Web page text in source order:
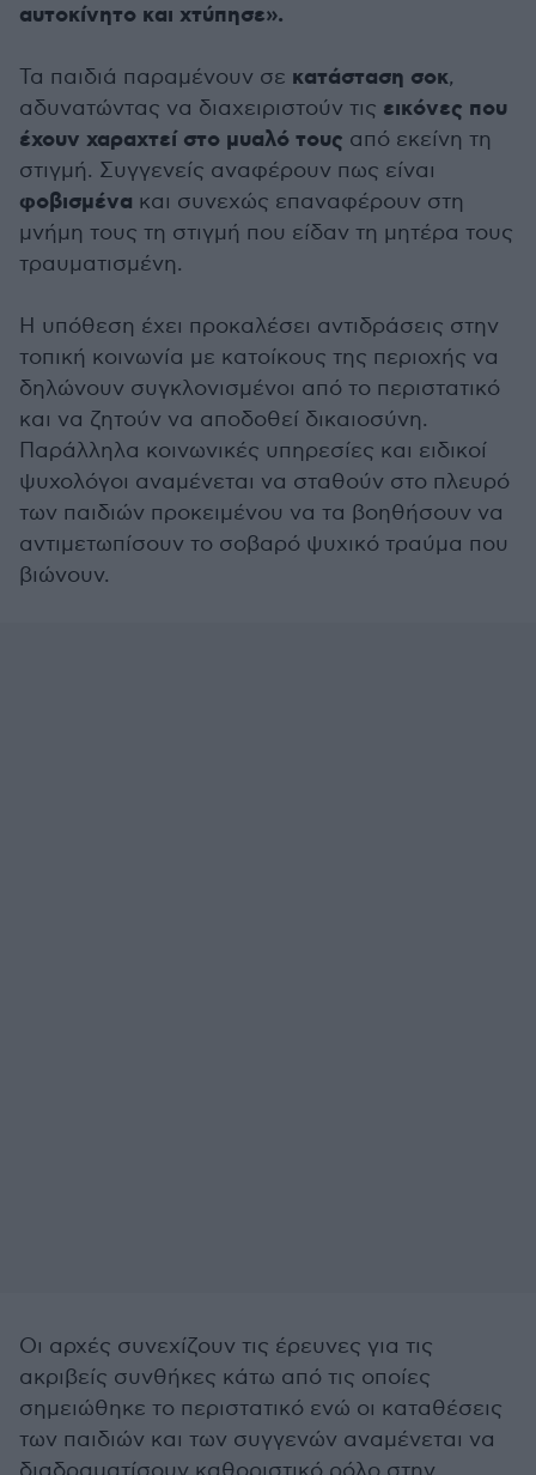
αυτοκίνητο και χτύπησε».
Τα παιδιά παραμένουν σε κατάσταση σοκ,
αδυνατώντας να διαχειριστούν τις εικόνες που
έχουν χαραχτεί στο μυαλό τους από εκείνη τη
στιγμή. Συγγενείς αναφέρουν πως είναι
φοβισμένα και συνεχώς επαναφέρουν στη
μνήμη τους τη στιγμή που είδαν τη μητέρα τους
τραυματισμένη.
Η υπόθεση έχει προκαλέσει αντιδράσεις στην
τοπική κοινωνία με κατοίκους της περιοχής να
δηλώνουν συγκλονισμένοι από το περιστατικό
και να ζητούν να αποδοθεί δικαιοσύνη.
Παράλληλα κοινωνικές υπηρεσίες και ειδικοί
ψυχολόγοι αναμένεται να σταθούν στο πλευρό
των παιδιών προκειμένου να τα βοηθήσουν να
αντιμετωπίσουν το σοβαρό ψυχικό τραύμα που
βιώνουν.
Οι αρχές συνεχίζουν τις έρευνες για τις
ακριβείς συνθήκες κάτω από τις οποίες
σημειώθηκε το περιστατικό ενώ οι καταθέσεις
των παιδιών και των συγγενών αναμένεται να